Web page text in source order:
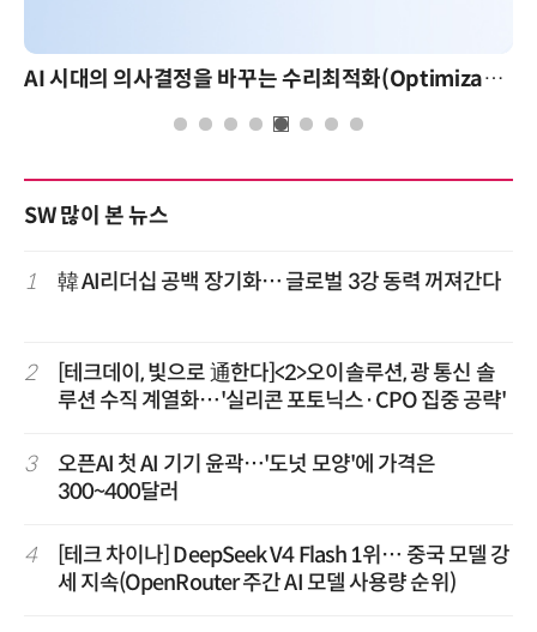
AI 시대의 의사결정을 바꾸는 수리최적화(Optimization): 실제 산업 적용 사례와 활용 전략
SW 많이 본 뉴스
1 韓 AI리더십 공백 장기화… 글로벌 3강 동력 꺼져간다
2
[테크데이, 빛으로 通한다]<2>오이솔루션, 광 통신 솔
루션 수직 계열화…'실리콘 포토닉스·CPO 집중 공략'
3
오픈AI 첫 AI 기기 윤곽…'도넛 모양'에 가격은
300~400달러
4
[테크 차이나] DeepSeek V4 Flash 1위… 중국 모델 강
세 지속(OpenRouter 주간 AI 모델 사용량 순위)